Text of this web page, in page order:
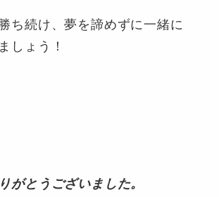
ち続け、夢を諦めずに一緒に
しょう！
がとうございました。